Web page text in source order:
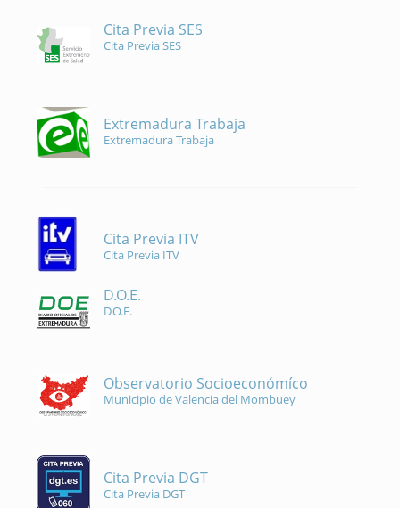
Cita Previa SES
Cita Previa SES
Extremadura Trabaja
Extremadura Trabaja
Cita Previa ITV
Cita Previa ITV
D.O.E.
D.O.E.
Observatorio Socioeconómíco
Municipio de Valencia del Mombuey
Cita Previa DGT
Cita Previa DGT